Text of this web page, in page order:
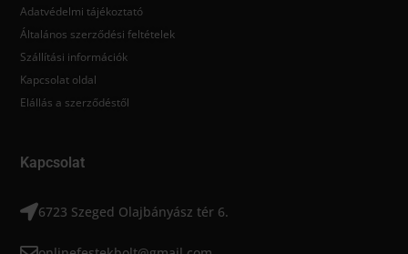
Adatvédelmi tájékoztató
Általános szerződési feltételek
Szállítási információk
Kapcsolat oldal
Elállás a szerződéstől
Kapcsolat
6723 Szeged Olajbányász tér 6.